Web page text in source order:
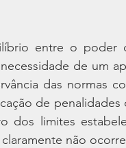
entre o poder
de um
das normas
de penalidades
dos limites
não